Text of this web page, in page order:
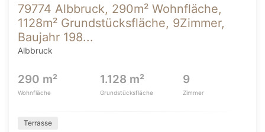
79774 Albbruck, 290m² Wohnfläche,
1128m² Grundstücksfläche, 9Zimmer,
Baujahr 198...
Albbruck
290 m²
Wohnfläche
1.128 m²
Grundstücksfläche
9
Zimmer
Terrasse